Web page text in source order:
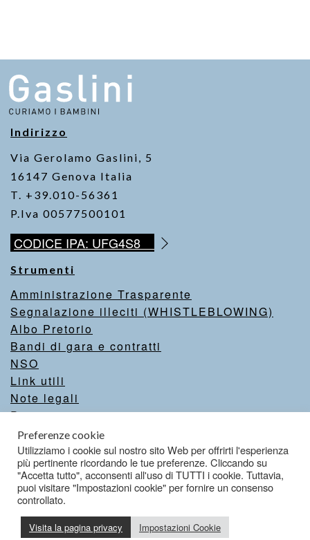
b
o
o
k
A
p
p
Li
Indirizzo
Via Gerolamo Gaslini, 5
16147 Genova Italia
T. +39.010-56361
P.Iva 00577500101
CODICE IPA: UFG4S8
Strumenti
Amministrazione Trasparente
Segnalazione illeciti (WHISTLEBLOWING)
Albo Pretorio
Bandi di gara e contratti
NSO
Link utili
Note legali
Privacy
Intranet
Valutazione del sito
Dichiarazione di accessibilità
Preferenze cookie
Utilizziamo i cookie sul nostro sito Web per offrirti l'esperienza
più pertinente ricordando le tue preferenze. Cliccando su
"Accetta tutto", acconsenti all'uso di TUTTI i cookie. Tuttavia,
puoi visitare "Impostazioni cookie" per fornire un consenso
controllato.
Visita la pagina privacy Impostazioni Cookie